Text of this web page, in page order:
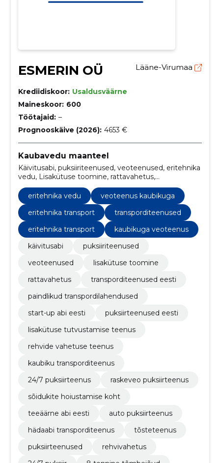
ESMERIN OÜ Lääne-Virumaa
Krediidiskoor: Usaldusväärne
Maineskoor: 600
Töötajaid: –
Prognooskäive (2026): 4653 €
Kaubavedu maanteel
Käivitusabi, puksiiriteenused, veoteenused, eritehnika
vedu, Lisakütuse toomine, rattavahetus,
VEOTEENUS KAUBIKUGA, transporditeenused Eesti,
paindlikud transpordilahendused, start-up abi Eesti
eritehnika vedu
veoteenus kaubikuga
eritehnika transport
transporditeenused
eritehnika transport
kaubikuga veoteenus
käivitusabi
puksiiriteenused
veoteenused
lisakütuse toomine
rattavahetus
transporditeenused eesti
paindlikud transpordilahendused
start-up abi eesti
puksiirteenused eesti
lisakütuse tutvustamise teenus
rehvide vahetuse teenus
kaubiku transporditeenus
24/7 puksiirteenus
raskeveo puksiirteenus
sõidukite hoiustamise koht
teeäärne abi eesti
auto puksiirteenus
hädaabi transporditeenus
tõsteteenus
puksiirteenused
rehvivahetus